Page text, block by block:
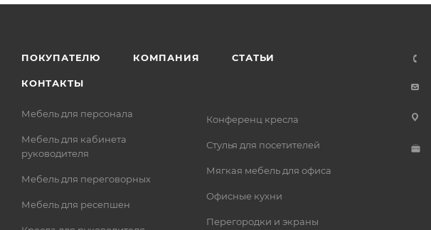
ПОКУПАТЕЛЮ КОМПАНИЯ СТАТЬИ
КОНТАКТЫ
Мебель для персонала
Мебель для кабинета
руководителя
Мебель для переговорных
Мебель для ресепшен
Конференц кресла
Стулья для посетителей
Мягкая мебель для офиса
Офисные кухни
Перегородки и экраны